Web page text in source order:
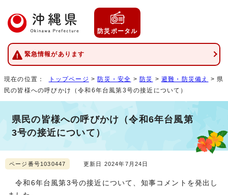
防災ポータル
緊急情報があります
現在の位置： トップページ >防災・安全 >防災 >避難・防災備え
> 県
民の皆様への呼びかけ（令和6年台風第3号の接近について）
県民の皆様への呼びかけ（令和6年台風第
3号の接近について）
ページ番号1030447 更新日 2024年7月24日
令和6年台風第3号の接近について、知事コメントを発出し